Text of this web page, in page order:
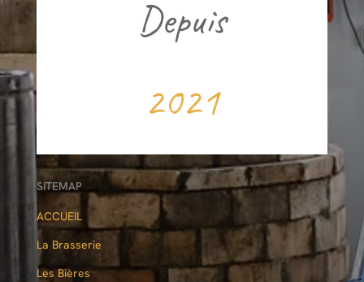
Depuis
2021
SITEMAP
ACCUEIL
La Brasserie
Les Bières